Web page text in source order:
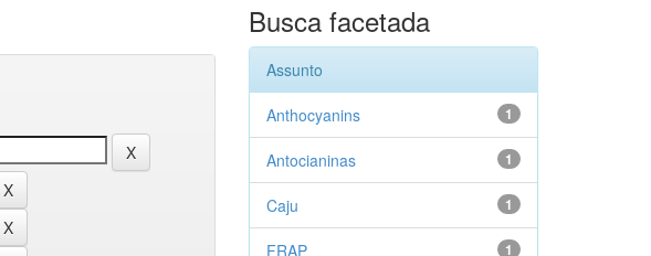
Busca facetada
Assunto
1
Anthocyanins
1
Antocianinas
1
Caju
1
FRAP